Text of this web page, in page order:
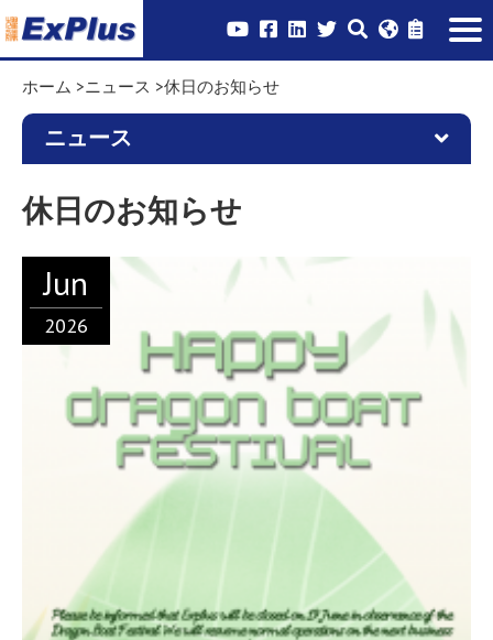
ホーム ニュース 休日のお知らせ
ニュース
休日のお知らせ
Jun
2026